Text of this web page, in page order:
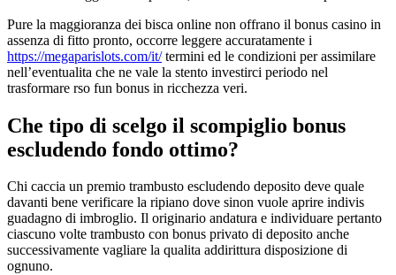
Pure la maggioranza dei bisca online non offrano il bonus casino in
assenza di fitto pronto, occorre leggere accuratamente i
https://megaparislots.com/it/termini ed le condizioni per assimilare
nell’eventualita che ne vale la stento investirci periodo nel
trasformare rso fun bonus in ricchezza veri.
Che tipo di scelgo il scompiglio bonus
escludendo fondo ottimo?
Chi caccia un premio trambusto escludendo deposito deve quale
davanti bene verificare la ripiano dove sinon vuole aprire indivis
guadagno di imbroglio. Il originario andatura e individuare pertanto
ciascuno volte trambusto con bonus privato di deposito anche
successivamente vagliare la qualita addirittura disposizione di
ognuno.